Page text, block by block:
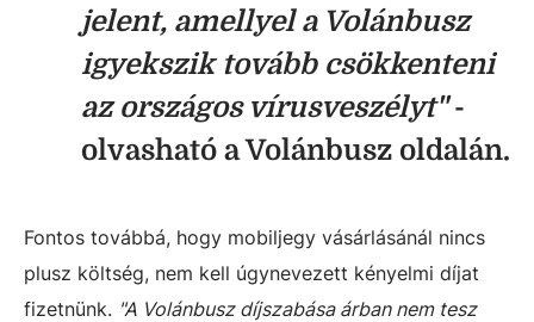
jelent, amellyel a Volánbusz
igyekszik tovább csökkenteni
az országos vírusveszélyt"-
olvasható a Volánbusz oldalán.
Fontos továbbá, hogy mobiljegy vásárlásánál nincs
plusz költség, nem kell úgynevezett kényelmi díjat
fizetnünk. "A Volánbusz díjszabása árban nem tesz